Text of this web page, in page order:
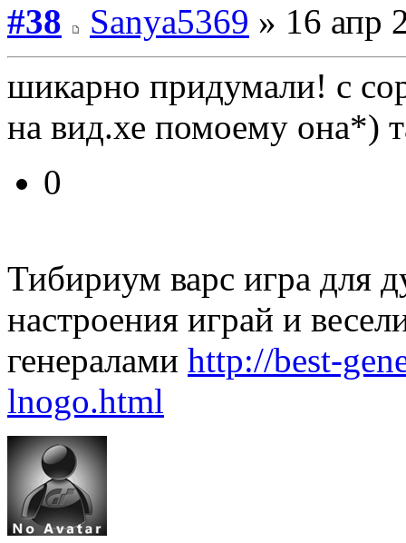
#38
Sanya5369 » 16 апр
шикарно придумали! с
на вид.хе помоему она*)
0
Тибириум варс игра для
настроения играй и
генералами http://best-
lnogo.html